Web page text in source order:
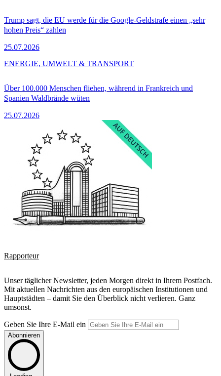
Trump sagt, die EU werde für die Google-Geldstrafe einen „sehr
hohen Preis“ zahlen
25.07.2026
Über 100.000 Menschen fliehen, während in Frankreich und
Spanien Waldbrände wüten
25.07.2026
ENERGIE, UMWELT & TRANSPORT
Rapporteur
Unser täglicher Newsletter, jeden Morgen direkt in Ihrem Postfach.
Mit aktuellen Nachrichten aus den europäischen Institutionen und
Hauptstädten – damit Sie den Überblick nicht verlieren. Ganz
umsonst.
Geben Sie Ihre E-Mail ein
Abonnieren